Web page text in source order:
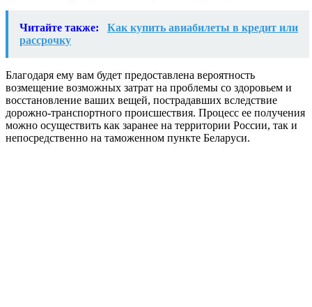
Читайте также:
Как купить авиабилеты в кредит или
рассрочку
Благодаря ему вам будет предоставлена вероятность
возмещение возможных затрат на проблемы со здоровьем и
восстановление ваших вещей, пострадавших вследствие
дорожно-транспортного происшествия. Процесс ее получения
можно осуществить как заранее на территории России, так и
непосредственно на таможенном пункте Беларуси.